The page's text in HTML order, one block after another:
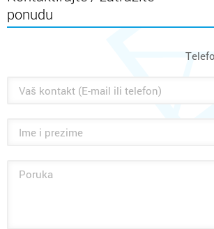
ponudu